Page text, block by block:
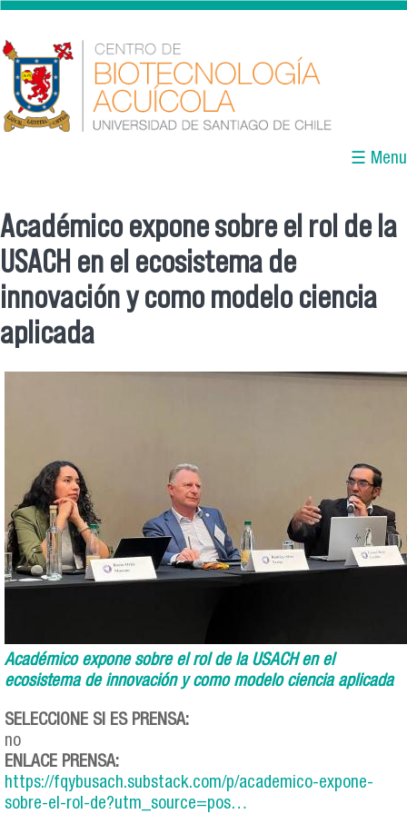
Skip to main content
☰ Menu
You are here
Académico expone sobre el rol de la
USACH en el ecosistema de
innovación y como modelo ciencia
aplicada
Académico expone sobre el rol de la USACH en el
ecosistema de innovación y como modelo ciencia aplicada
SELECCIONE SI ES PRENSA:
no
ENLACE PRENSA:
https://fqybusach.substack.com/p/academico-expone-
sobre-el-rol-de?utm_source=pos…